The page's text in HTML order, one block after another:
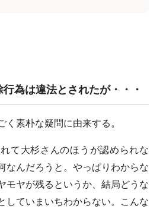
為は違法とされたが・・・
素朴な疑問に由来する。
て大杉さんのほうが認められな
なんだろうと。やっぱりわからな
モヤが残るというか、結局どうな
していまいちわからない。こんな